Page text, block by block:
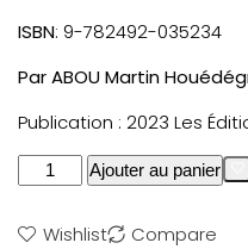
ISBN: 9-782492-035234
Par ABOU Martin
Publication : 2023 Les
Ajouter au panier
Wishlist
Compare